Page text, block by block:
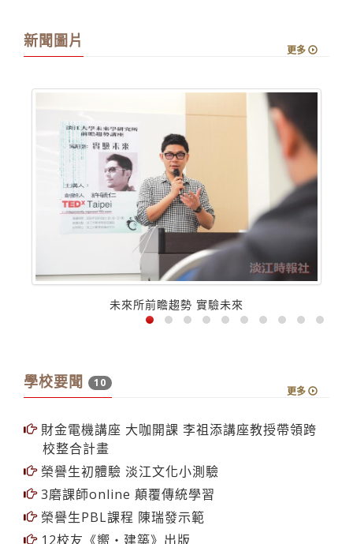
更多
更多
財金電機講座 大咖開課 李祖添講座教授帶領跨
校整合計畫
榮譽生初體驗 淡江文化小測驗
3磨課師online 顛覆傳統學習